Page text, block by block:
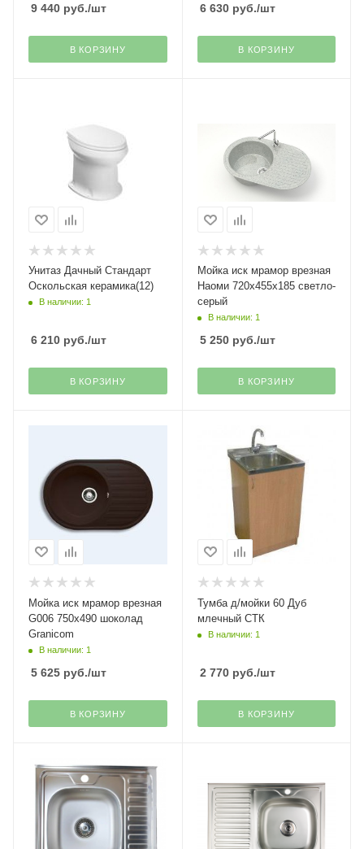
9 440 руб./шт
В КОРЗИНУ
6 630руб./шт
В КОРЗИНУ
Унитаз Дачный Стандарт
Оскольская керамика(12)
В наличии: 1
6 210 руб./шт
В КОРЗИНУ
Мойка иск мрамор врезная
Наоми 720х455х185 светло-
серый
В наличии: 1
5 250руб./шт
В КОРЗИНУ
Мойка иск мрамор врезная
G006 750х490 шоколад
Granicom
В наличии: 1
5 625 руб./шт
В КОРЗИНУ
Тумба д/мойки 60 Дуб
млечный СТК
В наличии: 1
2 770руб./шт
В КОРЗИНУ